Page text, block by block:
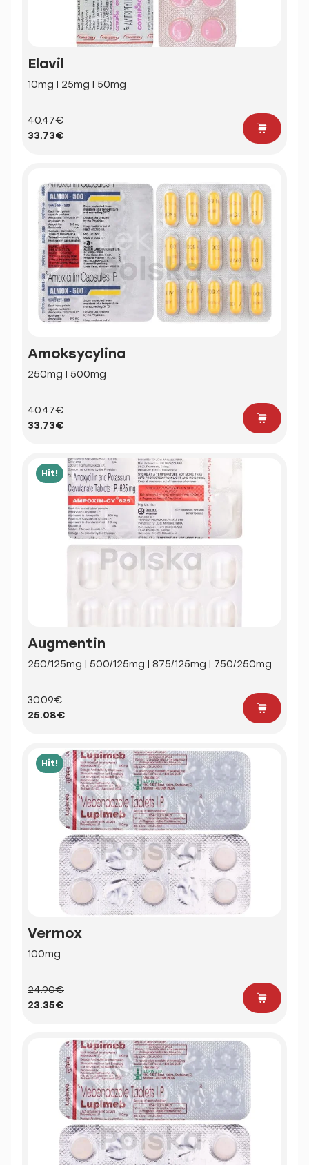
Elavil
10mg | 25mg | 50mg
40.47€
33.73€
Amoksycylina
250mg | 500mg
40.47€
33.73€
Hit!
Augmentin
250/125mg | 500/125mg | 875/125mg | 750/250mg
30.09€
25.08€
Hit!
Vermox
100mg
24.90€
23.35€